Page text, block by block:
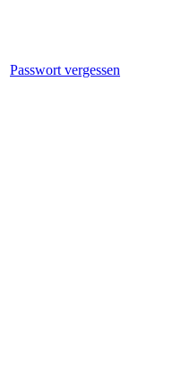
Passwort vergessen